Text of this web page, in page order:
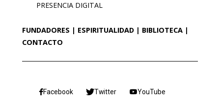
PRESENCIA DIGITAL
FUNDADORES ESPIRITUALIDAD
BIBLIOTECA
CONTACTO
Facebook Twitter YouTube